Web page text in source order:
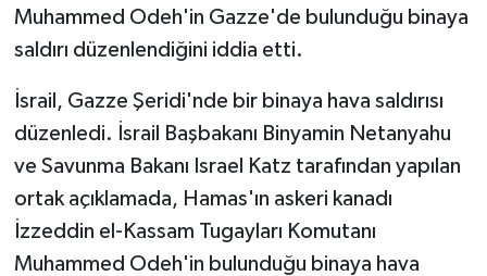
Muhammed Odeh'in Gazze'de bulunduğu binaya
saldırı düzenlendiğini iddia etti.
İsrail, Gazze Şeridi'nde bir binaya hava saldırısı
düzenledi. İsrail Başbakanı Binyamin Netanyahu
ve Savunma Bakanı Israel Katz tarafından yapılan
ortak açıklamada, Hamas'ın askeri kanadı
İzzeddin el-Kassam Tugayları Komutanı
Muhammed Odeh'in bulunduğu binaya hava